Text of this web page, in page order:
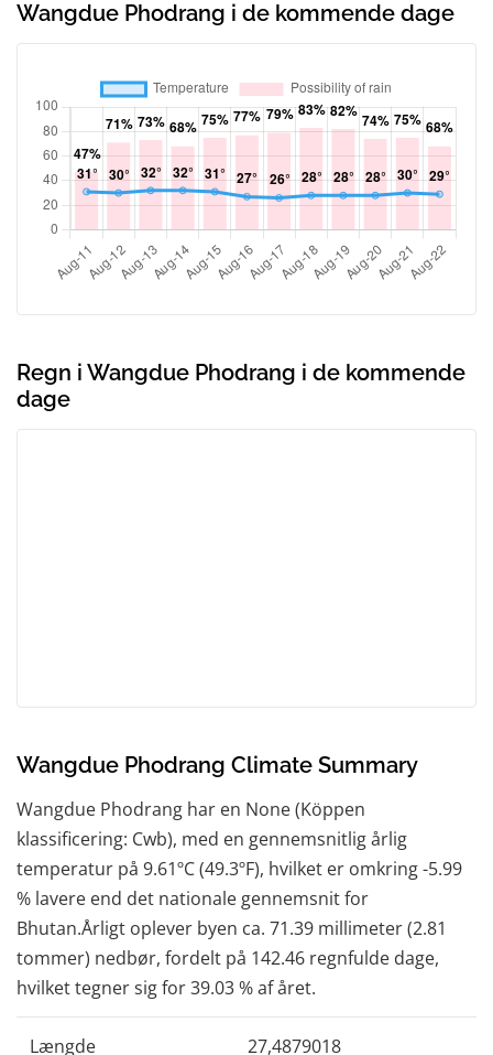
Wangdue Phodrang i de kommende dage
Regn i Wangdue Phodrang i de kommende
dage
Wangdue Phodrang Climate Summary
Wangdue Phodrang har en None (Köppen
klassificering: Cwb), med en gennemsnitlig årlig
temperatur på 9.61ºC (49.3ºF), hvilket er omkring -5.99
% lavere end det nationale gennemsnit for
Bhutan.Årligt oplever byen ca. 71.39 millimeter (2.81
tommer) nedbør, fordelt på 142.46 regnfulde dage,
hvilket tegner sig for 39.03 % af året.
Længde 27,4879018